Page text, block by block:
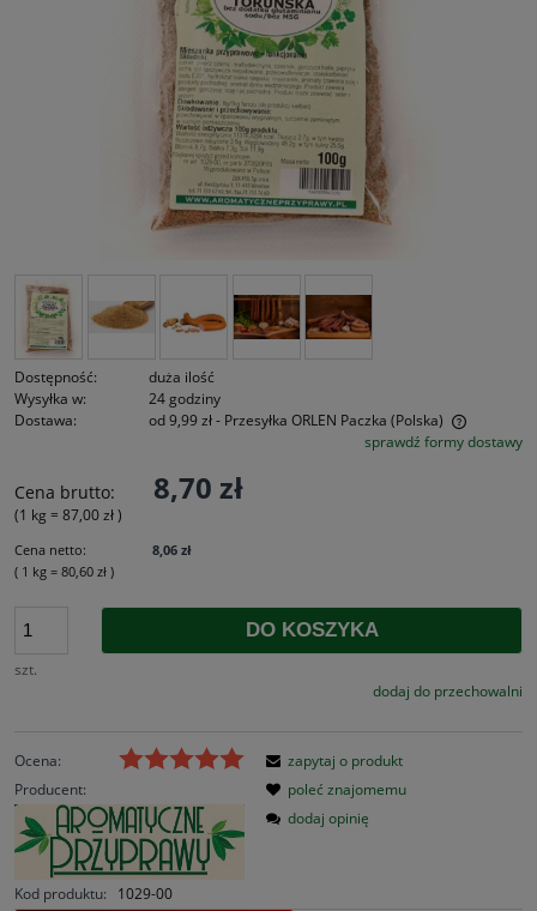
Dostępność:
duża ilość
Wysyłka w:
24 godziny
Dostawa:
od 9,99 zł- Przesyłka ORLEN Paczka (Polska)
Cena nie zawiera ewentualnych kosztów płatnościsprawdź formy dostawy
Cena brutto: 8,70 zł
(1 kg = 87,00 zł)
Cena netto:
8,06 zł
( 1 kg = 80,60 zł )
szt.
DO KOSZYKA
dodaj do przechowalni
Ocena:
Producent:
Kod produktu: 1029-00
zapytaj o produkt
poleć znajomemu
dodaj opinię